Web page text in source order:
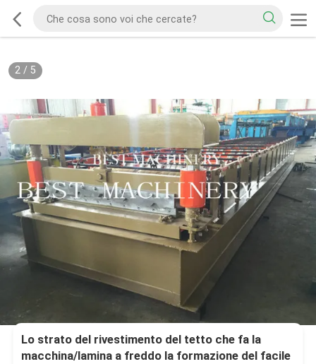
2/ 5
Lo strato del rivestimento del tetto che fa la
macchina/lamina a freddo la formazione del facile